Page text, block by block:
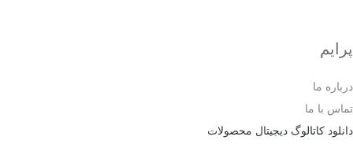
پرایم
درباره ما
تماس با ما
دانلود کاتالوگ دیجیتال محصولات